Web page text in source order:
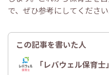
で、ぜひ参考にしてください
この記事を書いた人
「レバウェル保育